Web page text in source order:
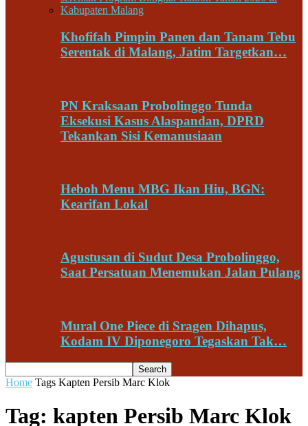
Khofifah Pimpin Panen dan Tanam Tebu
Serentak di Malang, Jatim Targetkan…
PN Kraksaan Probolinggo Tunda
Eksekusi Kasus Alaspandan, DPRD
Tekankan Sisi Kemanusiaan
Heboh Menu MBG Ikan Hiu, BGN:
Kearifan Lokal
Agustusan di Sudut Desa Probolinggo,
Saat Persatuan Menemukan Jalan Pulang
Mural One Piece di Sragen Dihapus,
Kodam IV Diponegoro Tegaskan Tak…
Home Tags Kapten Persib Marc Klok
Tag: kapten Persib Marc Klok